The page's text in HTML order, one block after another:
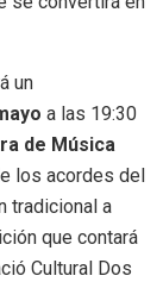
un
a las 19:30
de Música
los acordes del
tradicional a
que contará
Cultural Dos